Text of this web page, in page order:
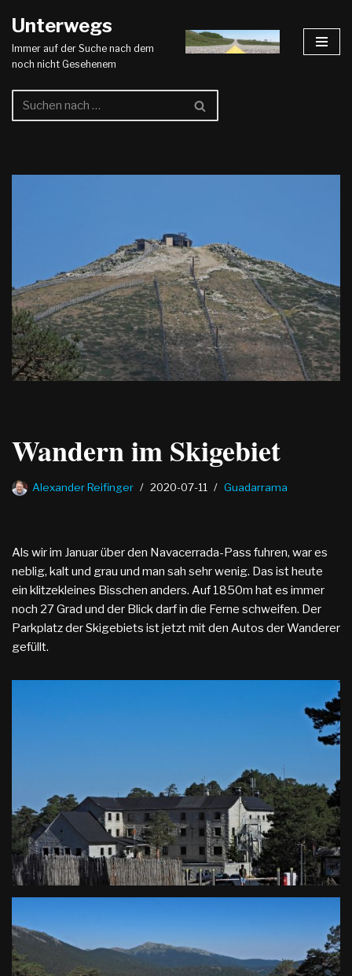
Zum
Inhalt
Unterwegs
Immer auf der Suche nach dem
noch nicht Gesehenem
Wandern im Skigebiet
Alexander Reifinger 2020-07-11 Guadarrama
Als wir im Januar über den Navacerrada-Pass fuhren, war es
neblig, kalt und grau und man sah sehr wenig. Das ist heute
ein klitzekleines Bisschen anders. Auf 1850m hat es immer
noch 27 Grad und der Blick darf in die Ferne schweifen. Der
Parkplatz der Skigebiets ist jetzt mit den Autos der Wanderer
gefüllt.